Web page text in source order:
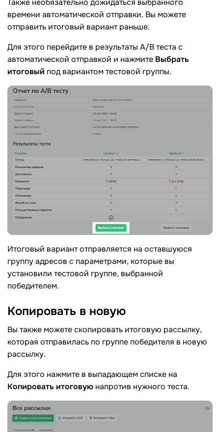
Также необязательно дожидаться выбранного
времени автоматической отправки. Вы можете
отправить итоговый вариант раньше.
Для этого перейдите в результаты А/B теста с
автоматической отправкой и нажмите Выбрать
итоговый под вариантом тестовой группы.
Итоговый вариант отправляется на оставшуюся
группу адресов с параметрами, которые вы
установили тестовой группе, выбранной
победителем.
Копировать в новую
Вы также можете скопировать итоговую рассылку,
которая отправилась по группе победителя в новую
рассылку.
Для этого нажмите в выпадающем списке на
Копировать итоговую напротив нужного теста.